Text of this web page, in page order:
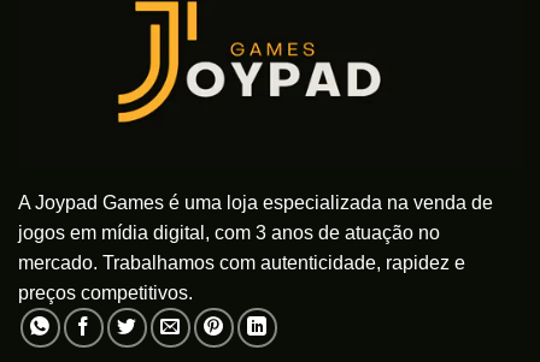
A Joypad Games é uma loja especializada na venda de
jogos em mídia digital, com 3 anos de atuação no
mercado. Trabalhamos com autenticidade, rapidez e
preços competitivos.